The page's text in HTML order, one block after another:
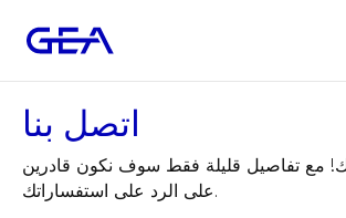
اتصل بنا
مع تفاصيل قليلة فقط سوف نكون قادرين
على الرد على استفساراتك.